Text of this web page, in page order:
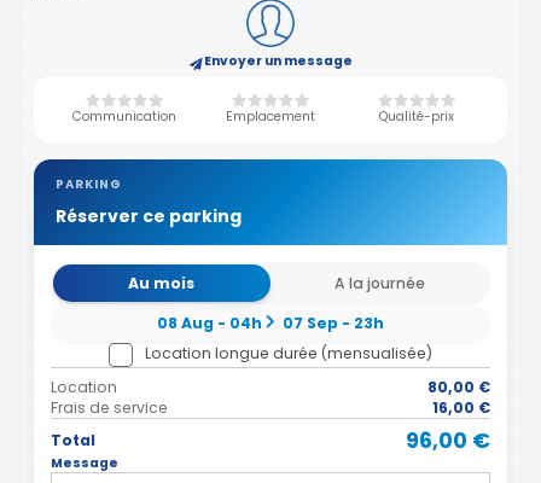
Envoyer un message
Communication Emplacement Qualité-prix
PARKING
Réserver ce parking
Au mois
A la journée
08 Aug - 04h
07 Sep - 23h
Location longue durée (mensualisée)
Location
80,00 €
Frais de service
16,00 €
Total
96,00 €
Message